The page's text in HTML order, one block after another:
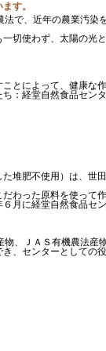
す。
法で、近年の農業汚染
切使わず、太陽の光と
とによって、健康な作
：経堂自然食品センタ
堆肥不使用）は、世田
わった原料を使って作
月に経堂自然食品セン
物、ＪＡＳ有機農法産
、センターとしての役